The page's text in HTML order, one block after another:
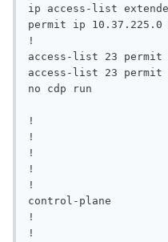
ip access-list extended
permit ip 10.37.225.0
!
access-list 23 permit
access-list 23 permit
no cdp run
!
!
!
!
!
control-plane
!
!